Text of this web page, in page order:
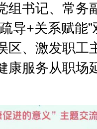
组书记、常务
导+关系赋能”
区、激发职工
康服务从职场